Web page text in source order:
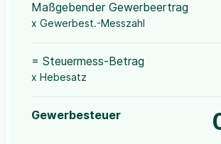
Maßgebender Gewerbeertrag
x Gewerbest.-Messzahl
= Steuermess-Betrag
x Hebesatz
Gewerbesteuer